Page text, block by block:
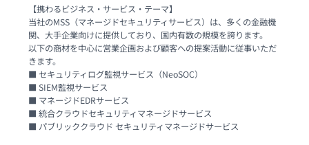
【携わるビジネス・サービス・テーマ】
当社のMSS（マネージドセキュリティサービス）は、多くの金融機
関、大手企業向けに提供しており、国内有数の規模を誇ります。
以下の商材を中心に営業企画および顧客への提案活動に従事いただ
きます。
■ セキュリティログ監視サービス（NeoSOC）
■ SIEM監視サービス
■ マネージドEDRサービス
■ 統合クラウドセキュリティマネージドサービス
■ パブリッククラウド セキュリティマネージドサービス